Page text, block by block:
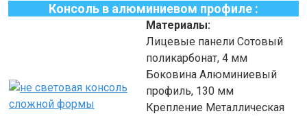
Консоль в алюминиевом профиле :
Материалы:
Лицевые панели Сотовый
поликарбонат, 4 мм
Боковина Алюминиевый
профиль, 130 мм
Крепление Металлическая